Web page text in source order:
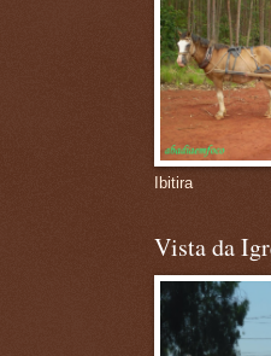
Ibitira
Vista da